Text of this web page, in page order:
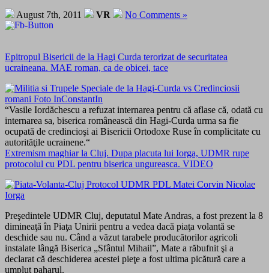
August 7th, 2011 VR No Comments »
Epitropul Bisericii de la Hagi Curda terorizat de securitatea
ucraineana. MAE roman, ca de obicei, tace
“Vasile Iordăchescu a refuzat internarea pentru că aflase că, odată cu
internarea sa, biserica românească din Hagi-Curda urma sa fie
ocupată de credincioşi ai Bisericii Ortodoxe Ruse în complicitate cu
autorităţile ucrainene.“
Extremism maghiar la Cluj. Dupa placuta lui Iorga, UDMR rupe
protocolul cu PDL pentru biserica ungureasca. VIDEO
Preşedintele UDMR Cluj, deputatul Mate Andras, a fost prezent la 8
dimineaţă în Piaţa Unirii pentru a vedea dacă piaţa volantă se
deschide sau nu. Când a văzut tarabele producătorilor agricoli
instalate lângă Biserica „Sfântul Mihail”, Mate a răbufnit şi a
declarat că deschiderea acestei pieţe a fost ultima picătură care a
umplut paharul.